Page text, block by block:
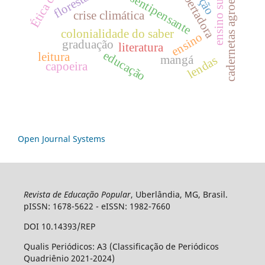
colonialidade do saber
crise climática
ensino
graduação literatura
educação mangá
leitura
capoeira lendas
Open Journal Systems
Revista de Educação Popular, Uberlândia, MG, Brasil.
pISSN: 1678-5622 - eISSN: 1982-7660
DOI 10.14393/REP
Qualis Periódicos: A3 (Classificação de Periódicos
Quadriênio 2021-2024)